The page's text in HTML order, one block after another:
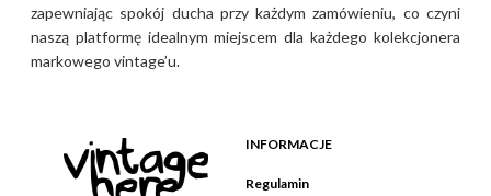
zapewniając spokój ducha przy każdym zamówieniu, co czyni
naszą platformę idealnym miejscem dla każdego kolekcjonera
markowego vintage’u.
INFORMACJE
Regulamin